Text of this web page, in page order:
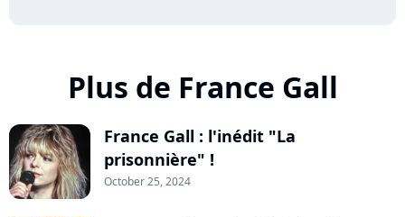
Plus de France Gall
France Gall : l'inédit "La
prisonnière" !
October 25, 2024